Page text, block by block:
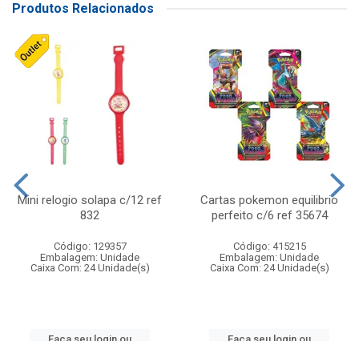
Produtos Relacionados
Mini relogio solapa c/12 ref
832
Código: 129357
Embalagem: Unidade
Caixa Com: 24 Unidade(s)
Cartas pokemon equilibrio
perfeito c/6 ref 35674
Código: 415215
Embalagem: Unidade
Caixa Com: 24 Unidade(s)